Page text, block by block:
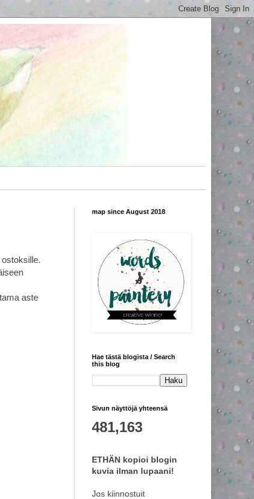
aste
map since August 2018
Hae tästä blogista / Search
this blog
Sivun näyttöjä yhteensä
481,163
ETHÄN kopioi blogin
kuvia ilman lupaani!
Jos kiinnostuit